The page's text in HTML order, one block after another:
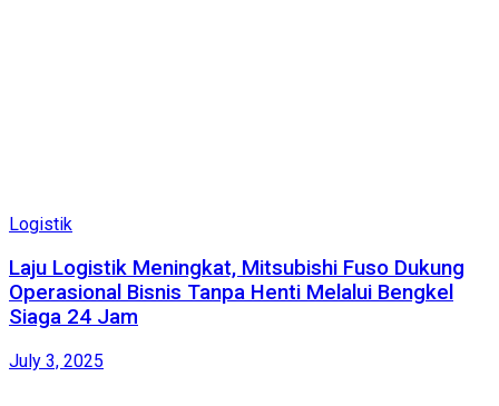
Logistik
Laju Logistik Meningkat, Mitsubishi Fuso Dukung
Operasional Bisnis Tanpa Henti Melalui Bengkel
Siaga 24 Jam
July 3, 2025